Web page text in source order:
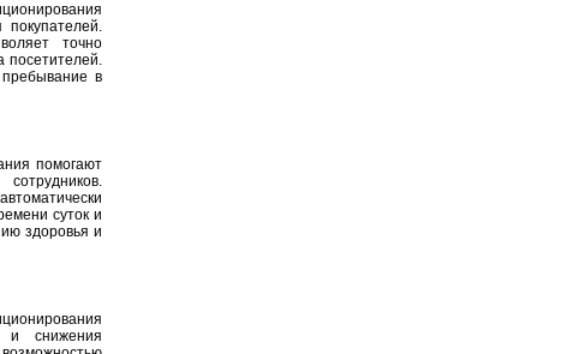
покупателей.
точно
посетителей.
в
помогают
суток и
здоровья и
и снижения